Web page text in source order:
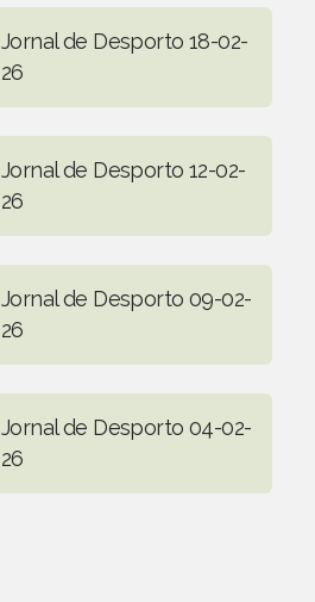
Jornal de Desporto 18-02-
26
Jornal de Desporto 12-02-
26
Jornal de Desporto 09-02-
26
Jornal de Desporto 04-02-
26